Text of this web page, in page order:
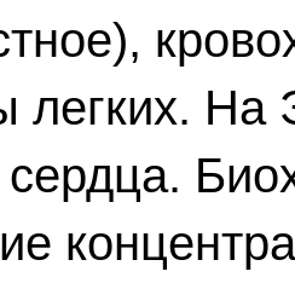
На
сердца.